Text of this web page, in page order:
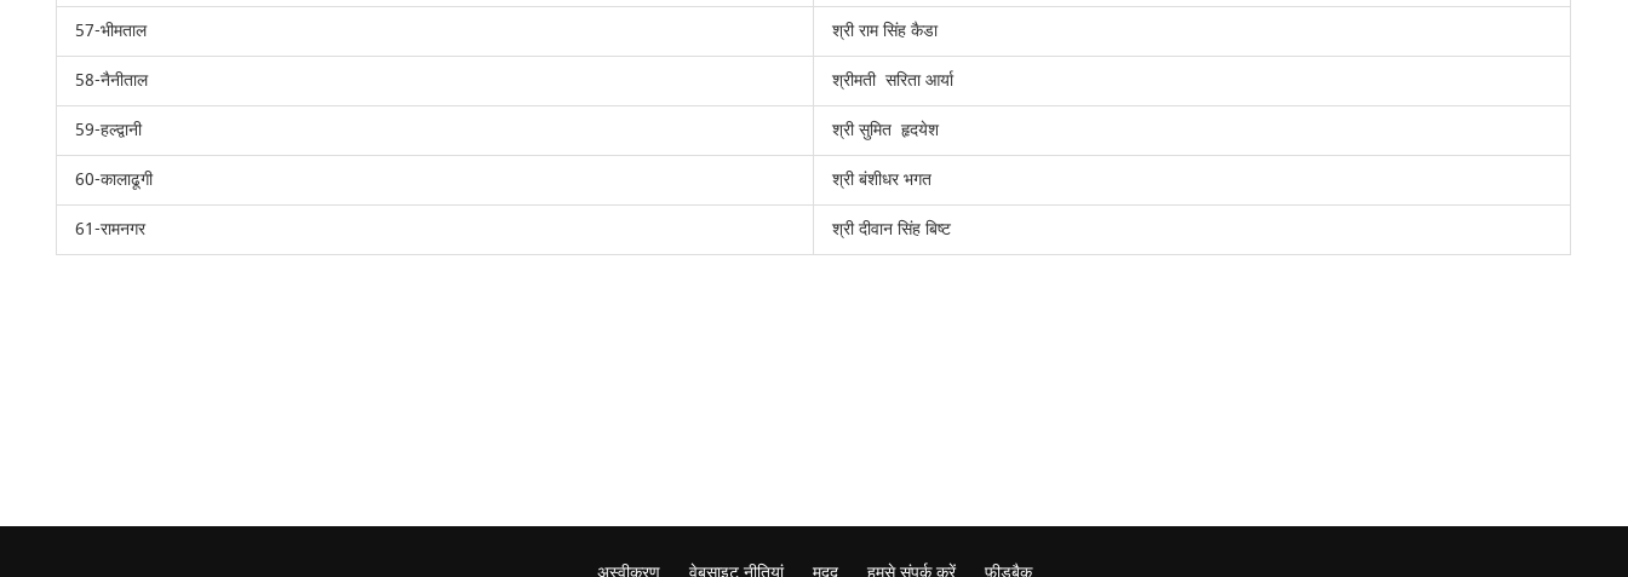
57-भीमताल
श्री राम सिंह कैडा
58-नैनीताल
श्रीमती सरिता आर्या
59-हल्द्वानी
श्री सुमित हृदयेश
60-कालाढूगी
श्री बंशीधर भगत
61-रामनगर
श्री दीवान सिंह बिष्ट